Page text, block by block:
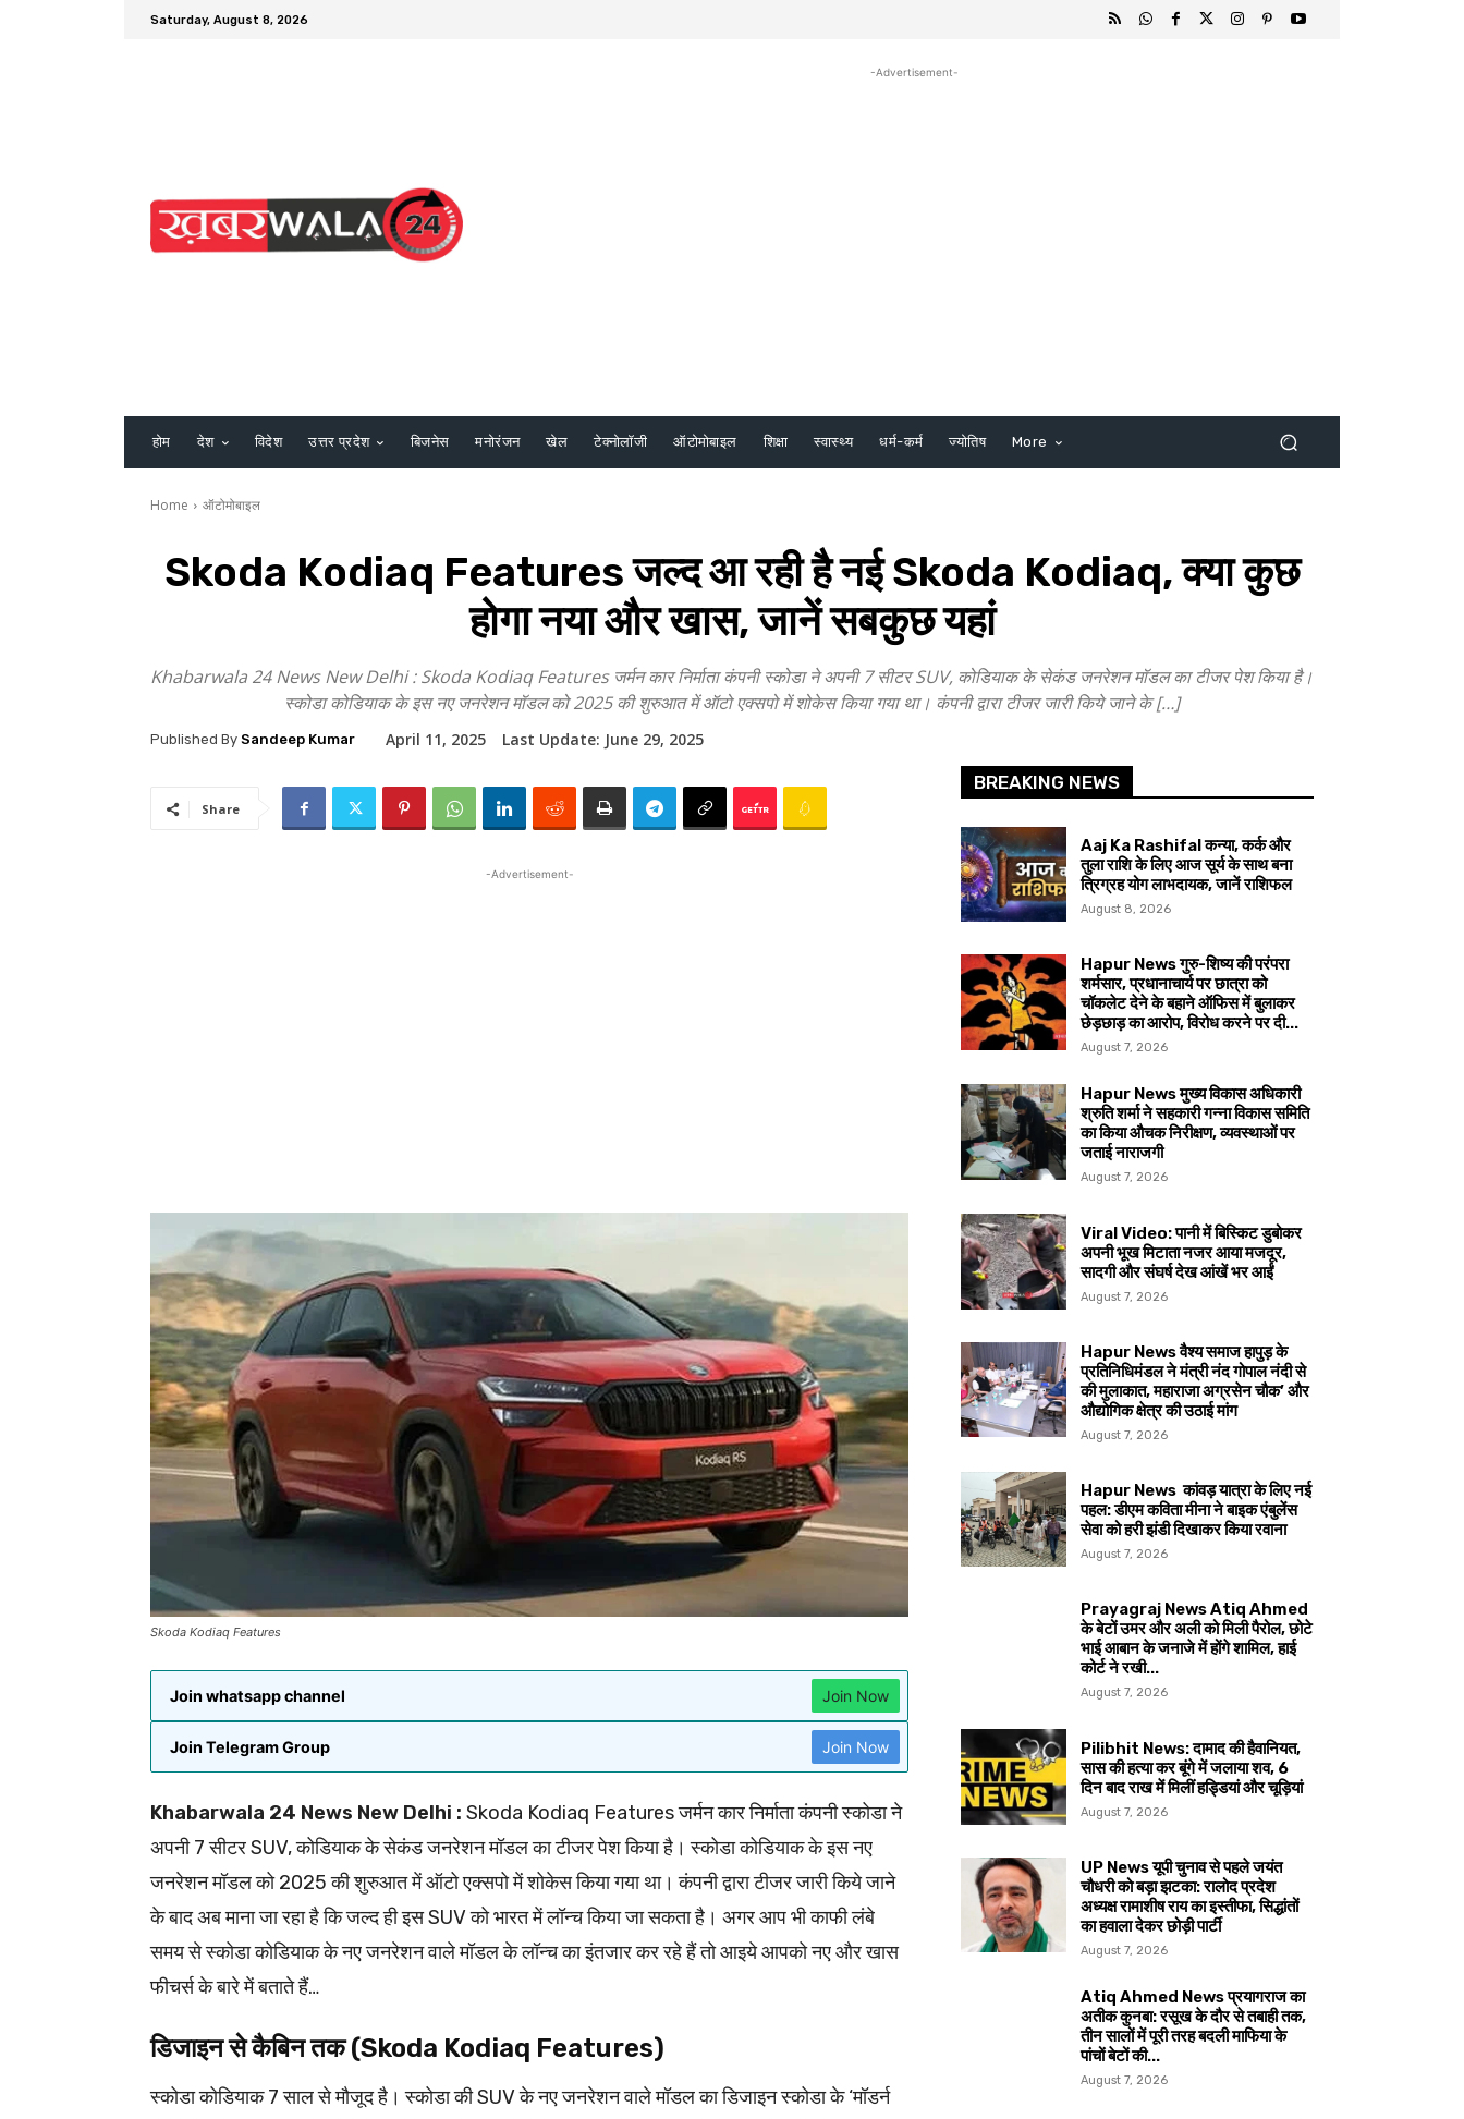
Saturday, August 8, 2026
-Advertisement-
होम देश विदेश उत्तर प्रदेश बिजनेस मनोरंजन खेल टेक्नोलॉजी ऑटोमोबाइल शिक्षा स्वास्थ्य धर्म-कर्म ज्योतिष More
Home ऑटोमोबाइल
Skoda Kodiaq Features जल्द आ रही है नई Skoda Kodiaq, क्या कुछ
होगा नया और खास, जानें सबकुछ यहां
Khabarwala 24 News New Delhi : Skoda Kodiaq Features जर्मन कार निर्माता कंपनी स्कोडा ने अपनी 7 सीटर SUV, कोडियाक के सेकंड जनरेशन मॉडल का टीजर पेश किया है।
स्कोडा कोडियाक के इस नए जनरेशन मॉडल को 2025 की शुरुआत में ऑटो एक्सपो में शोकेस किया गया था। कंपनी द्वारा टीजर जारी किये जाने के […]
Published By Sandeep Kumar April 11, 2025 Last Update: June 29, 2025
Share
-Advertisement-
Skoda Kodiaq Features
Join whatsapp channel Join Now
Join Telegram Group Join Now
Khabarwala 24 News New Delhi : Skoda Kodiaq Features जर्मन कार निर्माता कंपनी स्कोडा ने
अपनी 7 सीटर SUV, कोडियाक के सेकंड जनरेशन मॉडल का टीजर पेश किया है। स्कोडा कोडियाक के इस नए
जनरेशन मॉडल को 2025 की शुरुआत में ऑटो एक्सपो में शोकेस किया गया था। कंपनी द्वारा टीजर जारी किये जाने
के बाद अब माना जा रहा है कि जल्द ही इस SUV को भारत में लॉन्च किया जा सकता है। अगर आप भी काफी लंबे
समय से स्कोडा कोडियाक के नए जनरेशन वाले मॉडल के लॉन्च का इंतजार कर रहे हैं तो आइये आपको नए और खास
फीचर्स के बारे में बताते हैं…
डिजाइन से कैबिन तक (Skoda Kodiaq Features)
स्कोडा कोडियाक 7 साल से मौजूद है। स्कोडा की SUV के नए जनरेशन वाले मॉडल का डिजाइन स्कोडा के ‘मॉडर्न
BREAKING NEWS
Aaj Ka Rashifal कन्या, कर्क और
तुला राशि के लिए आज सूर्य के साथ बना
त्रिग्रह योग लाभदायक, जानें राशिफल
August 8, 2026
Hapur News गुरु-शिष्य की परंपरा
शर्मसार, प्रधानाचार्य पर छात्रा को
चॉकलेट देने के बहाने ऑफिस में बुलाकर
छेड़छाड़ का आरोप, विरोध करने पर दी...
August 7, 2026
Hapur News मुख्य विकास अधिकारी
श्रुति शर्मा ने सहकारी गन्ना विकास समिति
का किया औचक निरीक्षण, व्यवस्थाओं पर
जताई नाराजगी
August 7, 2026
Viral Video: पानी में बिस्किट डुबोकर
अपनी भूख मिटाता नजर आया मजदूर,
सादगी और संघर्ष देख आंखें भर आईं
August 7, 2026
Hapur News वैश्य समाज हापुड़ के
प्रतिनिधिमंडल ने मंत्री नंद गोपाल नंदी से
की मुलाकात, महाराजा अग्रसेन चौक’ और
औद्योगिक क्षेत्र की उठाई मांग
August 7, 2026
Hapur News कांवड़ यात्रा के लिए नई
पहल: डीएम कविता मीना ने बाइक एंबुलेंस
सेवा को हरी झंडी दिखाकर किया रवाना
August 7, 2026
Prayagraj News Atiq Ahmed
के बेटों उमर और अली को मिली पैरोल, छोटे
भाई आबान के जनाजे में होंगे शामिल, हाई
कोर्ट ने रखी...
August 7, 2026
Pilibhit News: दामाद की हैवानियत,
सास की हत्या कर बूंगे में जलाया शव, 6
दिन बाद राख में मिलीं हड्डियां और चूड़ियां
August 7, 2026
UP News यूपी चुनाव से पहले जयंत
चौधरी को बड़ा झटका: रालोद प्रदेश
अध्यक्ष रामाशीष राय का इस्तीफा, सिद्धांतों
का हवाला देकर छोड़ी पार्टी
August 7, 2026
Atiq Ahmed News प्रयागराज का
अतीक कुनबा: रसूख के दौर से तबाही तक,
तीन सालों में पूरी तरह बदली माफिया के
पांचों बेटों की...
August 7, 2026